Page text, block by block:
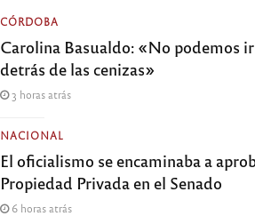
CÓRDOBA
Carolina Basualdo: «No podemos
detrás de las cenizas»
3 horas atrás
NACIONAL
El oficialismo se encaminaba a
Propiedad Privada en el Senado
6 horas atrás